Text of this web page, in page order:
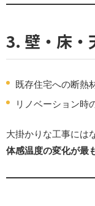
3. 壁・床・
既存住宅への断熱
リノベーション時
大掛かりな工事には
体感温度の変化が最